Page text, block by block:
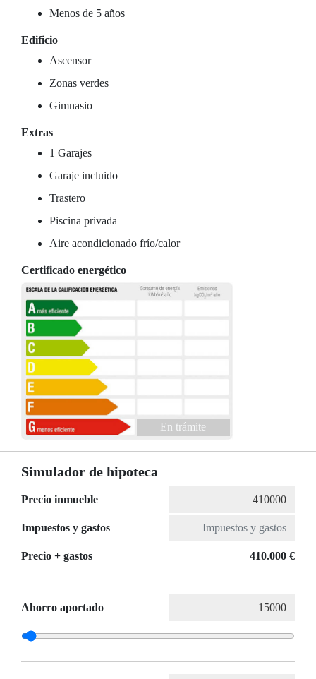
Menos de 5 años
Edificio
Ascensor
Zonas verdes
Gimnasio
Extras
1 Garajes
Garaje incluido
Trastero
Piscina privada
Aire acondicionado frío/calor
Certificado energético
En trámite
Simulador de hipoteca
Precio inmueble
Impuestos y gastos
Precio + gastos 410.000 €
Ahorro aportado